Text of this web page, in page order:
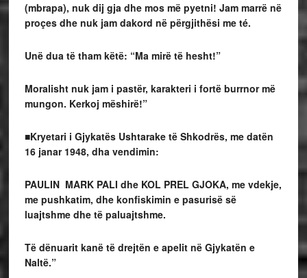
(mbrapa), nuk dij gja dhe mos më pyetni! Jam marrë në
proçes dhe nuk jam dakord në përgjithësi me té.
Unë dua të tham këtë: “Ma mirë të hesht!”
Moralisht nuk jam i pastër, karakteri i fortë burrnor më
mungon. Kerkoj mëshirë!”
■Kryetari i Gjykatës Ushtarake të Shkodrës, me datën
16 janar 1948, dha vendimin:
PAULIN MARK PALI dhe KOL PREL GJOKA, me vdekje,
me pushkatim, dhe konfiskimin e pasurisë së
luajtshme dhe të paluajtshme.
Të dënuarit kanë të drejtën e apelit në Gjykatën e
Naltë.”